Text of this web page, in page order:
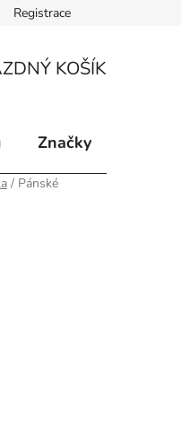
Kontakty
Registrace
KOŠÍK
Značky
/ Pánské